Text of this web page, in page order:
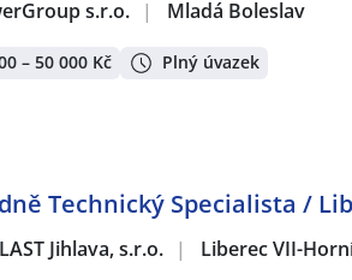
s.r.o. | Mladá Boleslav
– 50 000 Kč Plný úvazek
Technický Specialista /
Jihlava, s.r.o. | Liberec VII-